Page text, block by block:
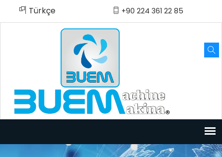
Türkçe Русский العربية Türkçe +90 224 361 22 85